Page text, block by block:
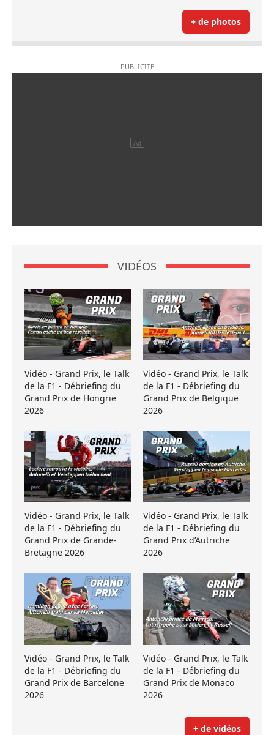
+ de photos
VIDÉOS
Vidéo - Grand Prix, le Talk
de la F1 - Débriefing du
Grand Prix de Hongrie
2026
Vidéo - Grand Prix, le Talk
de la F1 - Débriefing du
Grand Prix de Belgique
2026
Vidéo - Grand Prix, le Talk
de la F1 - Débriefing du
Grand Prix de Grande-
Bretagne 2026
Vidéo - Grand Prix, le Talk
de la F1 - Débriefing du
Grand Prix d’Autriche
2026
Vidéo - Grand Prix, le Talk
de la F1 - Débriefing du
Grand Prix de Barcelone
2026
Vidéo - Grand Prix, le Talk
de la F1 - Débriefing du
Grand Prix de Monaco
2026
+ de vidéos